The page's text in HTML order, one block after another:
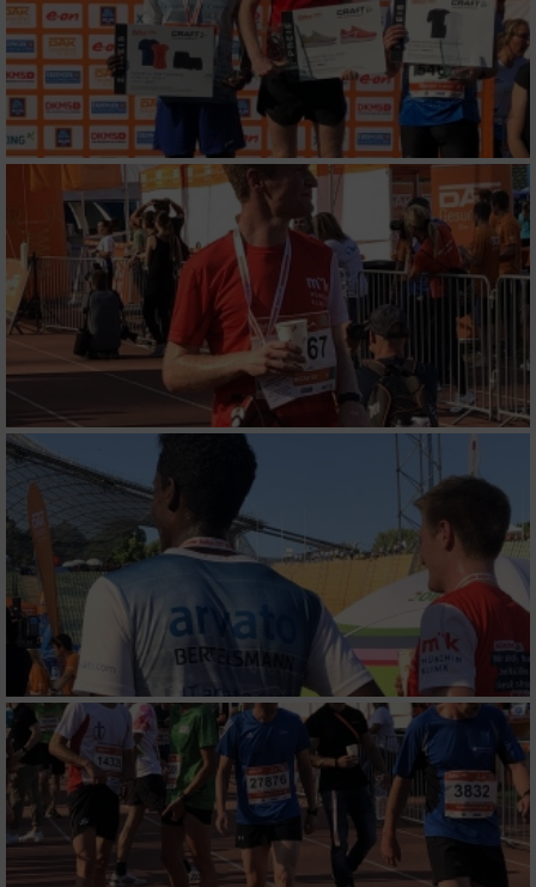
Erstellung von Profilen für personalisierte
Werbung
Verwendung von Profilen zur Auswahl
personalisierter Werbung
Erstellung von Profilen zur Personalisierung
von Inhalten
Verwendung von Profilen zur Auswahl
personalisierter Inhalte
Messung der Werbeleistung
Messung der Performance von Inhalten
Analyse von Zielgruppen durch Statistiken
oder Kombinationen von Daten aus
verschiedenen Quellen
Entwicklung und Verbesserung der Angebote
Verwendung reduzierter Daten zur Auswahl
von Inhalten
IAB-Besonderheiten:
Verwendung genauer Standortdaten
Geräte anhand von aktiv angeforderten
Informationen identifizieren
Nicht-IAB-Verarbeitungszwecke: